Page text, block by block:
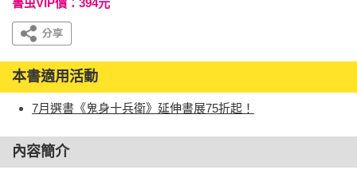
書虫VIP價：394元
本書適用活動
7月選書《鬼身十兵衛》延伸書展75折起！
內容簡介